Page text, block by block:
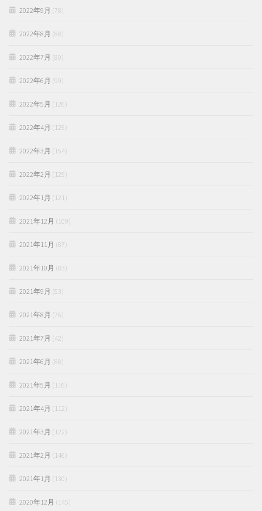
2022年9月 (78)
2022年8月 (88)
2022年7月 (80)
2022年6月 (99)
2022年5月 (126)
2022年4月 (125)
2022年3月 (154)
2022年2月 (129)
2022年1月 (121)
2021年12月 (109)
2021年11月 (87)
2021年10月 (83)
2021年9月 (53)
2021年8月 (76)
2021年7月 (42)
2021年6月 (88)
2021年5月 (116)
2021年4月 (112)
2021年3月 (122)
2021年2月 (146)
2021年1月 (130)
2020年12月 (145)